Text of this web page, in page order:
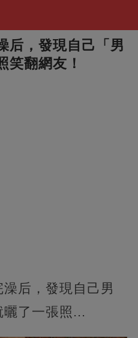
后，發現自己「男
笑翻網友！
后，發現自己男
曬了一張照...